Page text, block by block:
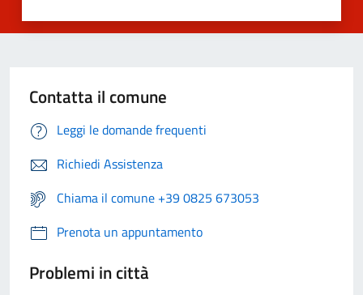
Contatta il comune
Leggi le domande frequenti
Richiedi Assistenza
Chiama il comune +39 0825 673053
Prenota un appuntamento
Problemi in città